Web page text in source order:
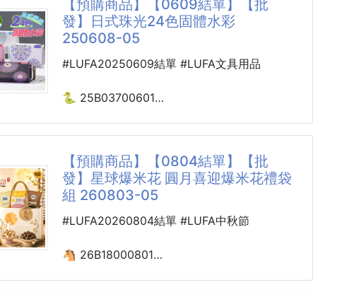
下單連結
https://xn--gj
終於找到夏天適合的香水了☀️
這次 100ml 也超划算
清新的花果香調，青檸果香與睡蓮花香交織，
彷彿夏日午後的幽靜花園中漫步，很適合日常
的清香
➡️瓶身由Fred Rawyler設計
舊時的車燈造型，玻璃製香水瓶身呈現出清新
綠的漸變效果，更為尼羅河的
🗓效期：2027/5
備PIF文件
🤍 色號推薦
#2
全新GA高訂藍瓶，添加「普魯士藍聚光粒
膚更加淨透明亮，搭配玻尿酸與神經醯胺，上
妝同時滋潤、修護肌膚屏障，並補水鎖水，維
持肌膚水潤感！
質地融合美容油配方，更為細緻親膚，乾肌與
混乾肌也能舒服上妝，妝感能完美服貼，看起
來就像原本皮膚就很好，並呈現出越看越喜歡
【預購商品】【0609結單】【批
發】日式珠光24色固體水彩
250608-05
#LUFA20250609結單 #LUFA文具用品
🐍 25B03700601
打開盒子，裏面的 24 色顏料更是讓人驚喜。
色彩豐富且實用，從清新淡雅的淺色到濃郁厚
重的深色，涵蓋了各種常用色調，不管是繪製
而且它帶有珠光效果，輕輕上色，就能呈現出
佛被賦予了新的生命力。
【預購商品】【0804結單】【批
發】星球爆米花 圓月喜迎爆米花禮袋
組 260803-05
#LUFA20260804結單 #LUFA中秋節
🐴 26B18000801